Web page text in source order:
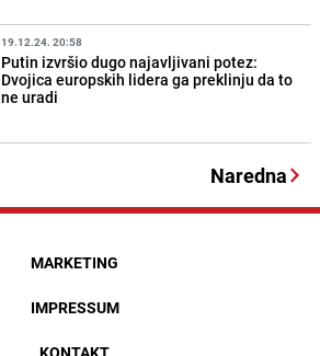
19.12.24. 20:58
Putin izvršio dugo najavljivani potez:
Dvojica europskih lidera ga preklinju da to
ne uradi
Naredna
MARKETING
IMPRESSUM